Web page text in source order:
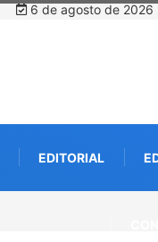
6 de agosto de 2026
EDITORIAL